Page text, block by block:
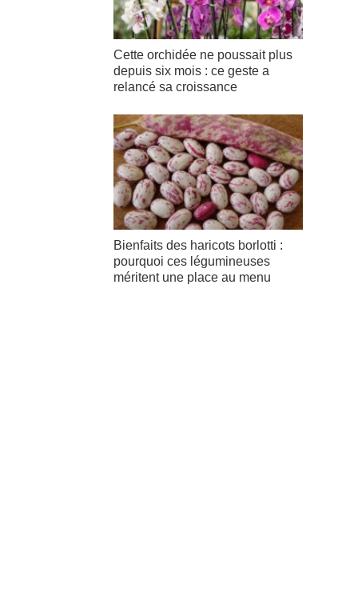
Cette orchidée ne poussait plus
depuis six mois : ce geste a
relancé sa croissance
Bienfaits des haricots borlotti :
pourquoi ces légumineuses
méritent une place au menu